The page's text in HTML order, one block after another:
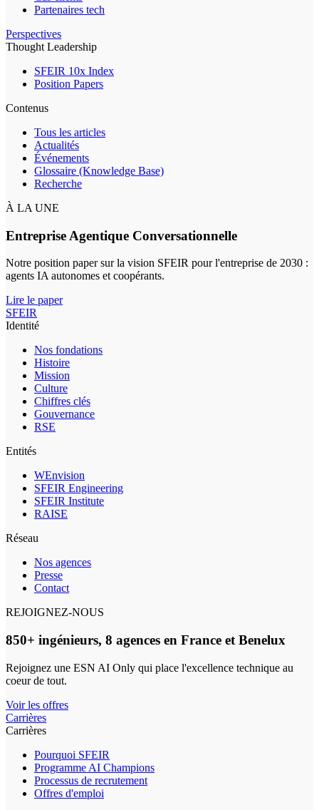
Partenaires tech
Perspectives
Thought Leadership
SFEIR 10x Index
Position Papers
Contenus
Tous les articles
Actualités
Événements
Glossaire (Knowledge Base)
Recherche
À LA UNE
Entreprise Agentique Conversationnelle
Notre position paper sur la vision SFEIR pour l'entreprise de 2030 :
agents IA autonomes et coopérants.
Lire le paper
SFEIR
Identité
Nos fondations
Histoire
Mission
Culture
Chiffres clés
Gouvernance
RSE
Entités
WEnvision
SFEIR Engineering
SFEIR Institute
RAISE
Réseau
Nos agences
Presse
Contact
REJOIGNEZ-NOUS
850+ ingénieurs, 8 agences en France et Benelux
Rejoignez une ESN AI Only qui place l'excellence technique au
coeur de tout.
Voir les offres
Carrières
Carrières
Pourquoi SFEIR
Programme AI Champions
Processus de recrutement
Offres d'emploi